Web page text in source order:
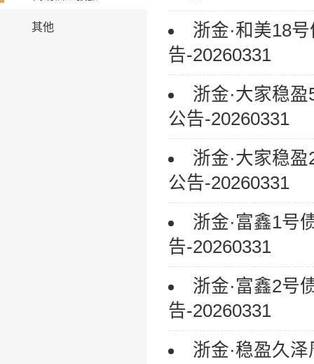
其他
浙金·和美18
告-20260331
浙金·大家稳
公告-20260331
浙金·大家稳
公告-20260331
浙金·富鑫1号
告-20260331
浙金·富鑫2号
告-20260331
浙金·稳盈久